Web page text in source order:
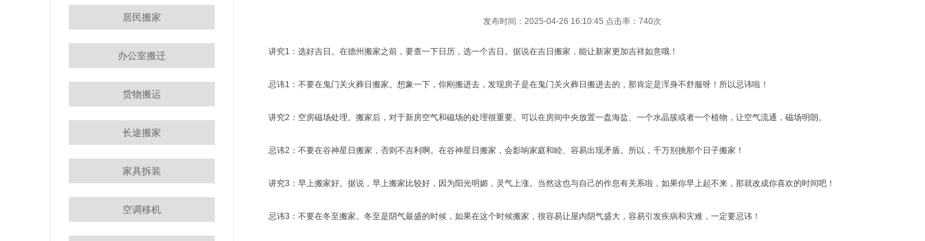
居民搬家
办公室搬迁
货物搬运
长途搬家
家具拆装
空调移机
发布时间：2025-04-26 16:10:45 点击率： 740次
讲究1：选好吉日。在德州搬家之前，要查一下日历，选一个吉日。据说在吉日搬家，能让新家更加吉祥如意哦！
忌讳1：不要在鬼门关火葬日搬家。想象一下，你刚搬进去，发现房子是在鬼门关火葬日搬进去的，那肯定是浑身不舒服呀！所以忌讳啦！
讲究2：空房磁场处理。搬家后，对于新房空气和磁场的处理很重要。可以在房间中央放置一盘海盐、一个水晶簇或者一个植物，让空气流通，磁场明朗。
忌讳2：不要在谷神星日搬家，否则不吉利啊。在谷神星日搬家，会影响家庭和睦、容易出现矛盾。所以，千万别挑那个日子搬家！
讲究3：早上搬家好。据说，早上搬家比较好，因为阳光明媚，灵气上涨。当然这也与自己的作息有关系啦，如果你早上起不来，那就改成你喜欢的时间吧！
忌讳3：不要在冬至搬家。冬至是阴气最盛的时候，如果在这个时候搬家，很容易让屋内阴气盛大，容易引发疾病和灾难，一定要忌讳！